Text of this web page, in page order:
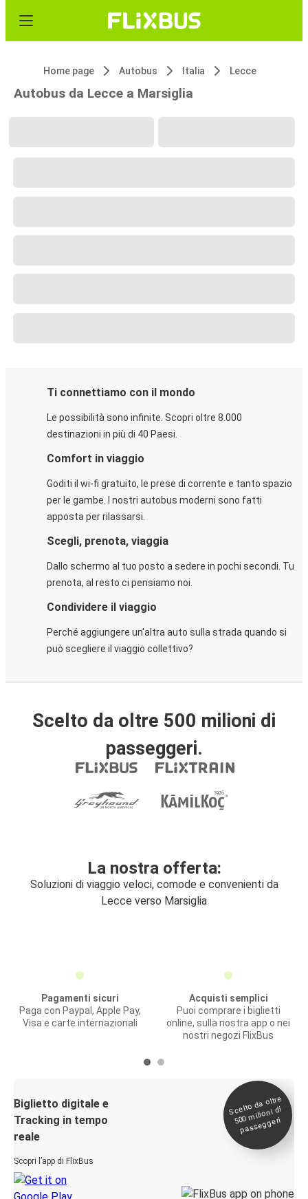
Home page Autobus Italia Lecce
Autobus da Lecce a Marsiglia
Ti connettiamo con il mondo
Le possibilità sono infinite. Scopri oltre 8.000
destinazioni in più di 40 Paesi.
Comfort in viaggio
Goditi il wi-fi gratuito, le prese di corrente e tanto spazio
per le gambe. I nostri autobus moderni sono fatti
apposta per rilassarsi.
Scegli, prenota, viaggia
Dallo schermo al tuo posto a sedere in pochi secondi. Tu
prenota, al resto ci pensiamo noi.
Condividere il viaggio
Perché aggiungere un'altra auto sulla strada quando si
può scegliere il viaggio collettivo?
Scelto da oltre 500 milioni di
passeggeri.
La nostra offerta:
Soluzioni di viaggio veloci, comode e convenienti da
Lecce verso Marsiglia
Pagamenti sicuri
Paga con Paypal, Apple Pay,
Visa e carte internazionali
Acquisti semplici
Puoi comprare i biglietti
online, sulla nostra app o nei
nostri negozi FlixBus
Biglietto digitale e
Tracking in tempo
reale
Scopri l’app di FlixBus
Scelto da oltre
500
milioni di
passeggeri